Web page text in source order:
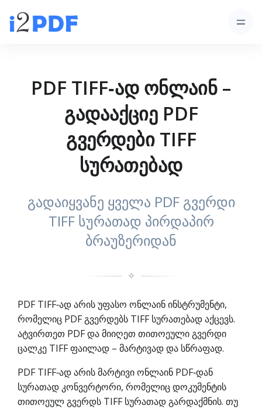
PDF TIFF‑ად ონლაინ –
გადააქციე PDF
გვერდები TIFF
სურათებად
გადაიყვანე ყველა PDF გვერდი
TIFF სურათად პირდაპირ
ბრაუზერიდან
✧
PDF TIFF‑ად არის უფასო ონლაინ ინსტრუმენტი,
რომელიც PDF გვერდებს TIFF სურათებად აქცევს.
ატვირთეთ PDF და მიიღეთ თითოეული გვერდი
ცალკე TIFF ფაილად – მარტივად და სწრაფად.
PDF TIFF‑ად არის მარტივი ონლაინ PDF‑დან
სურათად კონვერტორი, რომელიც დოკუმენტის
თითოეულ გვერდს TIFF სურათად გარდაქმნის. თუ